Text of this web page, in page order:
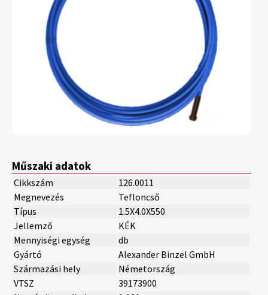
Műszaki adatok
Cikkszám
126.0011
Megnevezés
Tefloncső
Típus
1.5X4.0X550
Jellemző
KÉK
Mennyiségi egység
db
Gyártó
Alexander Binzel GmbH
Származási hely
Németország
VTSZ
39173900